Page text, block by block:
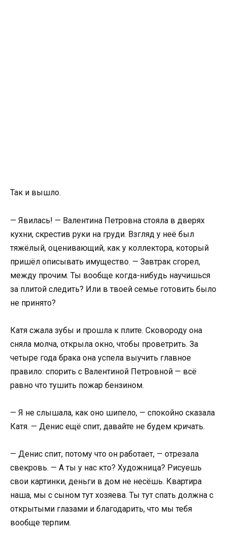
Так и вышло.
— Явилась! — Валентина Петровна стояла в дверях
кухни, скрестив руки на груди. Взгляд у неё был
тяжёлый, оценивающий, как у коллектора, который
пришёл описывать имущество. — Завтрак сгорел,
между прочим. Ты вообще когда-нибудь научишься
за плитой следить? Или в твоей семье готовить было
не принято?
Катя сжала зубы и прошла к плите. Сковороду она
сняла молча, открыла окно, чтобы проветрить. За
четыре года брака она успела выучить главное
правило: спорить с Валентиной Петровной — всё
равно что тушить пожар бензином.
— Я не слышала, как оно шипело, — спокойно сказала
Катя. — Денис ещё спит, давайте не будем кричать.
— Денис спит, потому что он работает, — отрезала
свекровь. — А ты у нас кто? Художница? Рисуешь
свои картинки, деньги в дом не несёшь. Квартира
наша, мы с сыном тут хозяева. Ты тут спать должна с
открытыми глазами и благодарить, что мы тебя
вообще терпим.